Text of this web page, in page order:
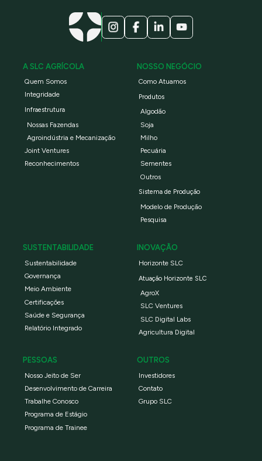
A SLC AGRÍCOLA
Quem Somos
Integridade
Infraestrutura
Nossas Fazendas
Agroindústria e Mecanização
Joint Ventures
Reconhecimentos
NOSSO NEGÓCIO
Como Atuamos
Produtos
Algodão
Soja
Milho
Pecuária
Sementes
Outros
Sistema de Produção
Modelo de Produção
Pesquisa
SUSTENTABILIDADE
Sustentabilidade
Governança
Meio Ambiente
Certificações
Saúde e Segurança
Relatório Integrado
INOVAÇÃO
Horizonte SLC
Atuação Horizonte SLC
AgroX
SLC Ventures
SLC Digital Labs
Agricultura Digital
PESSOAS
Nosso Jeito de Ser
Desenvolvimento de Carreira
Trabalhe Conosco
Programa de Estágio
Programa de Trainee
OUTROS
Investidores
Contato
Grupo SLC